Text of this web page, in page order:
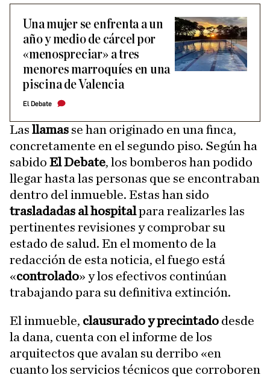
Una mujer se enfrenta a un
año y medio de cárcel por
«menospreciar» a tres
menores marroquíes en una
piscina de Valencia
El Debate
Las llamas se han originado en una finca,
concretamente en el segundo piso. Según ha
sabido El Debate, los bomberos han podido
llegar hasta las personas que se encontraban
dentro del inmueble. Estas han sido
trasladadas al hospitalpara realizarles las
pertinentes revisiones y comprobar su
estado de salud. En el momento de la
redacción de esta noticia, el fuego está
«controlado» y los efectivos continúan
trabajando para su definitiva extinción.
El inmueble, clausurado y precintado desde
la dana, cuenta con el informe de los
arquitectos que avalan su derribo «en
cuanto los servicios técnicos que corroboren